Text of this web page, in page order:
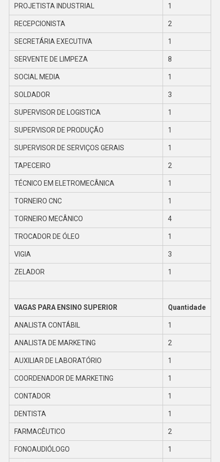
PROJETISTA INDUSTRIAL 1
RECEPCIONISTA 2
SECRETÁRIA EXECUTIVA 1
SERVENTE DE LIMPEZA 8
SOCIAL MEDIA 1
SOLDADOR 3
SUPERVISOR DE LOGISTICA 1
SUPERVISOR DE PRODUÇÃO 1
SUPERVISOR DE SERVIÇOS GERAIS 1
TAPECEIRO 2
TÉCNICO EM ELETROMECÂNICA 1
TORNEIRO CNC 1
TORNEIRO MECÂNICO 4
TROCADOR DE ÓLEO 1
VIGIA 3
ZELADOR 1
VAGAS PARA ENSINO SUPERIOR Quantidade
ANALISTA CONTÁBIL 1
ANALISTA DE MARKETING 2
AUXILIAR DE LABORATÓRIO 1
COORDENADOR DE MARKETING 1
CONTADOR 1
DENTISTA 1
FARMACÊUTICO 2
FONOAUDIÓLOGO 1